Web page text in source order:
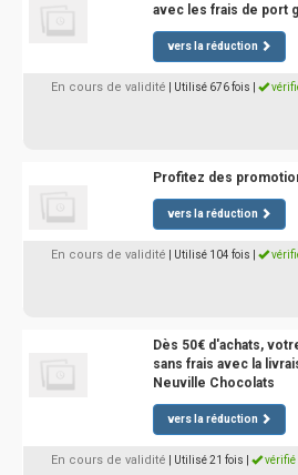
avec les frais de port
vers la réduction
En cours de validité | Utilisé 676 fois
Profitez des
vers la réduction
En cours de validité | Utilisé 104 fois
Dès 50€ d'achats,
sans frais avec la
Neuville Chocolats
vers la réduction
En cours de validité | Utilisé 21 fois vérifié